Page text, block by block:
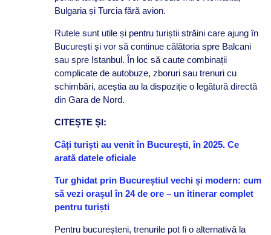
Bulgaria și Turcia fără avion.
Rutele sunt utile și pentru turiștii străini care ajung în
București și vor să continue călătoria spre Balcani
sau spre Istanbul. În loc să caute combinații
complicate de autobuze, zboruri sau trenuri cu
schimbări, aceștia au la dispoziție o legătură directă
din Gara de Nord.
CITEȘTE ȘI:
Câți turiști au venit în București, în 2025. Ce
arată datele oficiale
Tur ghidat prin Bucureștiul vechi și modern: cum
să vezi orașul în 24 de ore – un itinerar complet
pentru turiști
Pentru bucureșteni, trenurile pot fi o alternativă la